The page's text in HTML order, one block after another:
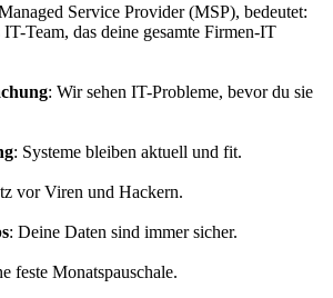
Service Provider (MSP), bedeutet:
Team, das deine gesamte Firmen-IT
: Wir sehen IT-Probleme, bevor du sie
: Systeme bleiben aktuell und fit.
vor Viren und Hackern.
: Deine Daten sind immer sicher.
feste Monatspauschale.